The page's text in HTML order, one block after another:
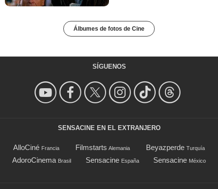
Álbumes de fotos de Cine
SÍGUENOS
SENSACINE EN EL EXTRANJERO
AlloCiné Francia Filmstarts Alemania Beyazperde Turquía
AdoroCinema Brasil Sensacine España Sensacine México